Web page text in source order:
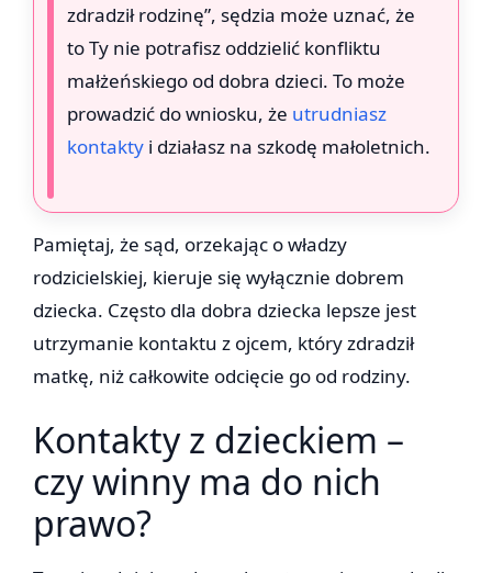
zdradził rodzinę”, sędzia może uznać, że
to Ty nie potrafisz oddzielić konfliktu
małżeńskiego od dobra dzieci. To może
prowadzić do wniosku, że utrudniasz
kontakty i działasz na szkodę małoletnich.
Pamiętaj, że sąd, orzekając o władzy
rodzicielskiej, kieruje się wyłącznie dobrem
dziecka. Często dla dobra dziecka lepsze jest
utrzymanie kontaktu z ojcem, który zdradził
matkę, niż całkowite odcięcie go od rodziny.
Kontakty z dzieckiem –
czy winny ma do nich
prawo?